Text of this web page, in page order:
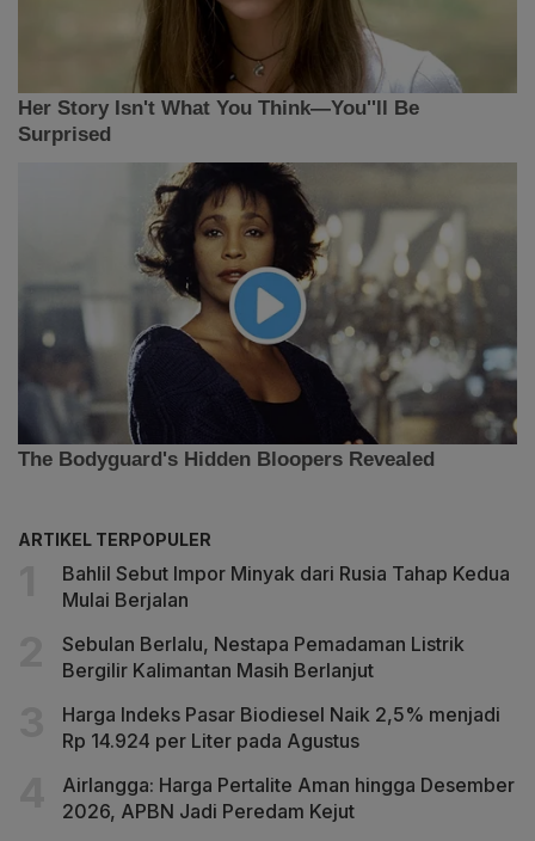
ARTIKEL TERPOPULER
Bahlil Sebut Impor Minyak dari Rusia Tahap Kedua
Mulai Berjalan
Sebulan Berlalu, Nestapa Pemadaman Listrik
Bergilir Kalimantan Masih Berlanjut
Harga Indeks Pasar Biodiesel Naik 2,5% menjadi
Rp 14.924 per Liter pada Agustus
Airlangga: Harga Pertalite Aman hingga Desember
2026, APBN Jadi Peredam Kejut